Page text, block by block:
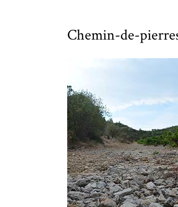
Chemin-de-